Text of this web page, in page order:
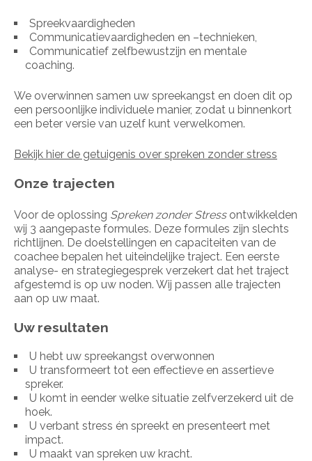
Spreekvaardigheden
Communicatievaardigheden en –technieken,
Communicatief zelfbewustzijn en mentale
coaching.
We overwinnen samen uw spreekangst en doen dit op
een persoonlijke individuele manier, zodat u binnenkort
een beter versie van uzelf kunt verwelkomen.
Bekijk hier de getuigenis over spreken zonder stress
Onze trajecten
Voor de oplossing Spreken zonder Stressontwikkelden
wij 3 aangepaste formules. Deze formules zijn slechts
richtlijnen. De doelstellingen en capaciteiten van de
coachee bepalen het uiteindelijke traject. Een eerste
analyse- en strategiegesprek verzekert dat het traject
afgestemd is op uw noden. Wij passen alle trajecten
aan op uw maat.
Uw resultaten
U hebt uw spreekangst overwonnen
U transformeert tot een effectieve en assertieve
spreker.
U komt in eender welke situatie zelfverzekerd uit de
hoek.
U verbant stress én spreekt en presenteert met
impact.
U maakt van spreken uw kracht.